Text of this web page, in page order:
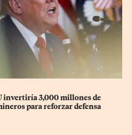
invertiría 3,000 millones de
para reforzar defensa